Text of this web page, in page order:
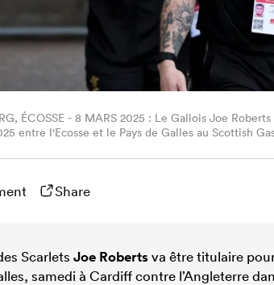
ÉCOSSE - 8 MARS 2025 : Le Gallois Joe
entre l'Ecosse et le Pays de Galles au Scottish
Share
Scarlets Joe Robertsva être titulaire
samedi à Cardiff contre l’Angleterre